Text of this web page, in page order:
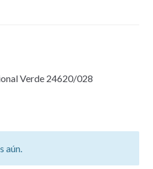
Verde 24620/028
aún.